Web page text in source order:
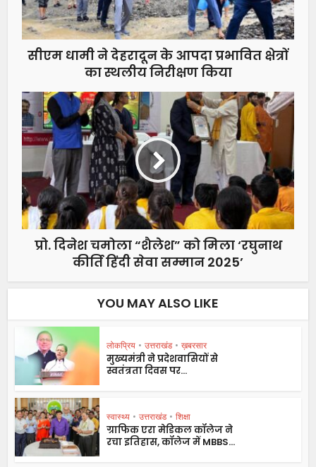
सीएम धामी ने देहरादून के आपदा प्रभावित क्षेत्रों
का स्थलीय निरीक्षण किया
प्रो. दिनेश चमोला “शैलेश” को मिला ‘रघुनाथ
कीर्ति हिंदी सेवा सम्मान 2025’
YOU MAY ALSO LIKE
लोकप्रिय • उत्तराखंड • ख़बरसार
मुख्यमंत्री ने प्रदेशवासियों से
स्वतंत्रता दिवस पर...
स्वास्थ्य • उत्तराखंड • शिक्षा
ग्राफिक एरा मेडिकल कॉलेज ने
रचा इतिहास, कॉलेज में MBBS...